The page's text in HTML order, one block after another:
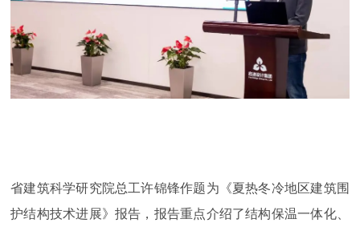
省建筑科学研究院总工许锦锋作题为《夏热冬冷地区建筑围
护结构技术进展》报告，报告重点介绍了结构保温一体化、